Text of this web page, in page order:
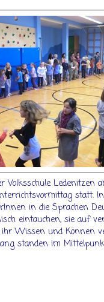
Volksschule Ledenitzen
statt.
in die Sprachen
eintauchen, sie auf
Wissen und Können
standen im